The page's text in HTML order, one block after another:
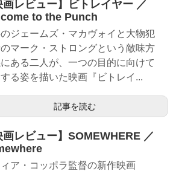
画レビュー】ビトレイヤー ／
to the Punch
ジェームズ・マカヴォイと大物犯
マーク・ストロングという敵味方
ある二人が、一つの目的に向けて
る姿を描いた映画『ビトレイ...
記事を読む
画レビュー】SOMEWHERE ／
ア・コッポラ監督の新作映画